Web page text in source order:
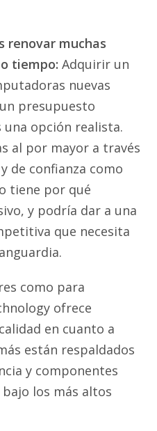
renovar muchas
tiempo:Adquirir un
nuevas
presupuesto
opción realista.
al por mayor a través
de confianza como
tiene por qué
y podría dar a una
que necesita
como para
ofrece
en cuanto a
están respaldados
y componentes
los más altos